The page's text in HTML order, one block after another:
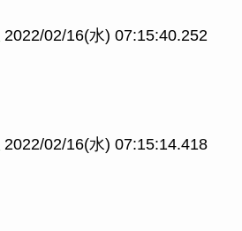
2022/02/16(水) 07:15:40.252
2022/02/16(水) 07:15:14.418